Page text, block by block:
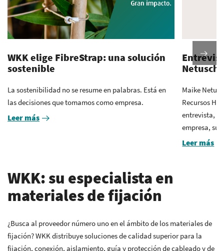
WKK elige FibreStrap: una solución
sostenible
La sostenibilidad no se resume en palabras. Está en
las decisiones que tomamos como empresa.
Leer más
Maike
Recursos
entrevista,
empresa,
Leer más
WKK: su especialista en
materiales de fijación
¿Busca al proveedor número uno en el ámbito de los materiales de
fijación? WKK distribuye soluciones de calidad superior para la
fijación, conexión, aislamiento, guía y protección de cableado y de